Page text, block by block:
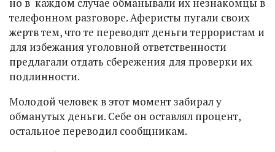
телефонном разговоре. Аферисты пугали своих
жертв тем, что те переводят деньги террористам и
для избежания уголовной ответственности
предлагали отдать сбережения для проверки их
подлинности.
Молодой человек в этот момент забирал у
обманутых деньги. Себе он оставлял процент,
остальное переводил сообщникам.